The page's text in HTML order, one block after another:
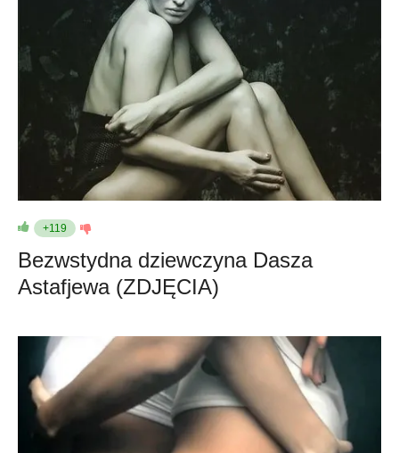
+119
Bezwstydna dziewczyna Dasza
Astafjewa (ZDJĘCIA)